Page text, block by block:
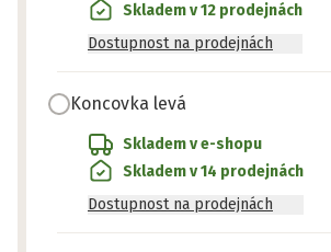
Skladem v 12 prodejnách
Dostupnost na prodejnách
Koncovka levá
Skladem v e-shopu
Skladem v 14 prodejnách
Dostupnost na prodejnách